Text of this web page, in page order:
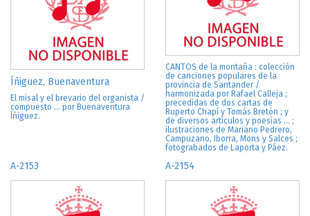
Íñiguez, Buenaventura
El misal y el brevario del organista /
compuesto ... por Buenaventura
Íñiguez.
CANTOS de la montaña : colección
de canciones populares de la
provincia de Santander /
harmonizada por Rafael Calleja ;
precedidas de dos cartas de
Ruperto Chapí y Tomás Bretón ; y
de diversos artículos y poesías ... ;
ilustraciones de Mariano Pedrero,
Campuzano, Iborra, Mons y Salces ;
fotograbados de Laporta y Páez.
A-2153 A-2154